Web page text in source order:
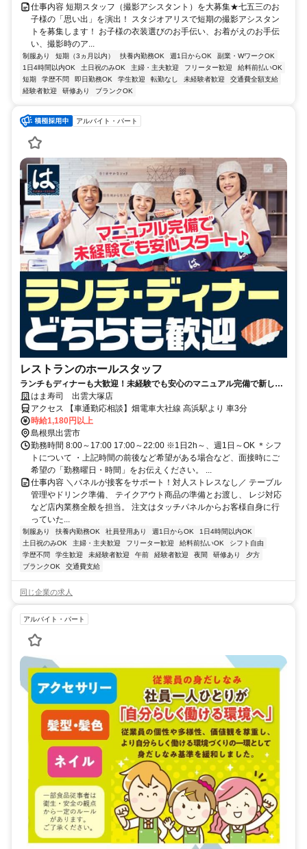
仕事内容 短期スタッフ（撮影アシスタント）を大募集★七五三のお
子様の「思い出」を演出！ スタジオアリスで短期の撮影アシスタン
トを募集します！ お子様の衣装選びのお手伝い、お着がえのお手伝
い、撮影時のア...
制服あり 短期（3ヵ月以内） 扶養内勤務OK 週1日からOK
副業・WワークOK
1日4時間以内OK
土日祝のみOK 主婦・主夫歓迎 フリーター歓迎
給料前払いOK
短期
学歴不問 即日勤務OK 学生歓迎 転勤なし 未経験者歓迎
交通費全額支給
経験者歓迎
研修あり ブランクOK
アルバイト・パート
レストランのホールスタッフ
ランチもディナーも大歓迎！未経験でも安心のマニュアル完備で新しい
スタートを応援します♪
はま寿司 出雲大塚店
アクセス 【車通勤応相談】畑電車大社線 高浜駅より 車3分
時給1,180円以上
島根県出雲市
勤務時間 8:00～17:00 17:00～22:00 ※1日2h～、週1日～OK ＊シフ
トについて ・上記時間の前後など希望がある場合など、面接時にご
希望の「勤務曜日・時間」をお伝えください。 ...
仕事内容 ＼パネルが接客をサポート！対人ストレスなし／ テーブル
管理やドリンク準備、 テイクアウト商品の準備とお渡し、 レジ対応
など店内業務全般を担当。 注文はタッチパネルからお客様自身に行
っていた...
制服あり 扶養内勤務OK 社員登用あり 週1日からOK
1日4時間以内OK
土日祝のみOK
主婦・主夫歓迎 フリーター歓迎 給料前払いOK
シフト自由
学歴不問
学生歓迎 未経験者歓迎 午前 経験者歓迎 夜間 研修あり
夕方
ブランクOK
交通費支給
同じ企業の求人
アルバイト・パート